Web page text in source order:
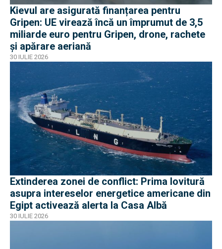
Kievul are asigurată finanțarea pentru
Gripen: UE virează încă un împrumut de 3,5
miliarde euro pentru Gripen, drone, rachete
și apărare aeriană
30 IULIE 2026
Extinderea zonei de conflict: Prima lovitură
asupra intereselor energetice americane din
Egipt activează alerta la Casa Albă
30 IULIE 2026